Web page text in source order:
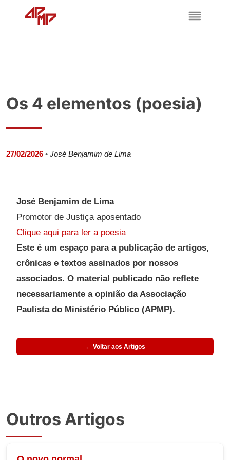
Os 4 elementos (poesia)
27/02/2026 • José Benjamim de Lima
José Benjamim de Lima
Promotor de Justiça aposentado
Clique aqui para ler a poesia
Este é um espaço para a publicação de artigos,
crônicas e textos assinados por nossos
associados. O material publicado não reflete
necessariamente a opinião da Associação
Paulista do Ministério Público (APMP).
← Voltar aos Artigos
Outros Artigos